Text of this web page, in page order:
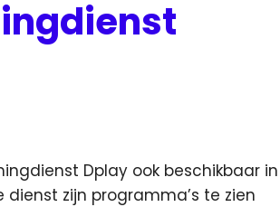
Dplay ook beschikbaar in
dienst zijn programma’s te zien